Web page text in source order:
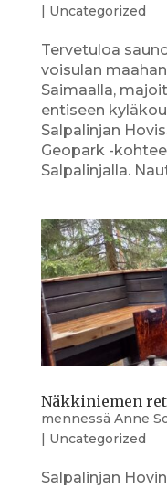
| Uncategorized
Tervetuloa
voisulan
Saimaalla,
entiseen
Salpalinjan
Geopark -
Salpalinjalla.
Näkkiniemen
mennessä Anne
| Uncategorized
Salpalinjan